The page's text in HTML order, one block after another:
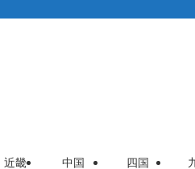
近畿 中国 四国